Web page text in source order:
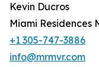
Kevin Ducros
Miami Residences
+1 305-747-3886
info@mrmvr.com